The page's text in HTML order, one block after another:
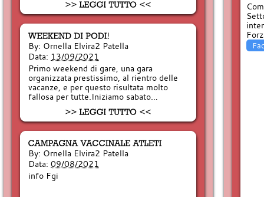
By: Ornella Elvira2 Patella
Data: 13/09/2021
Primo weekend di gare, una gara
organizzata prestissimo, al rientro delle
vacanze, e per questo risultata molto
fallosa per tutte.Iniziamo sabato…
By: Ornella Elvira2 Patella
Data: 09/08/2021
info Fgi